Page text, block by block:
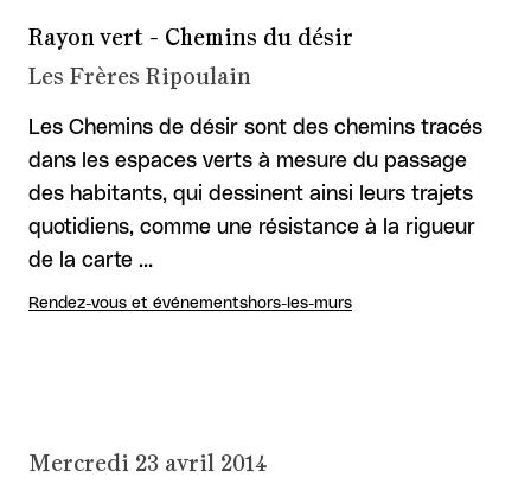
Rayon vert - Chemins du désir
Les Frères Ripoulain
Les Chemins de désir sont des chemins tracés
dans les espaces verts à mesure du passage
des habitants, qui dessinent ainsi leurs trajets
quotidiens, comme une résistance à la rigueur
de la carte …
Rendez-vous et événementshors-les-murs
Mercredi 23 avril 2014